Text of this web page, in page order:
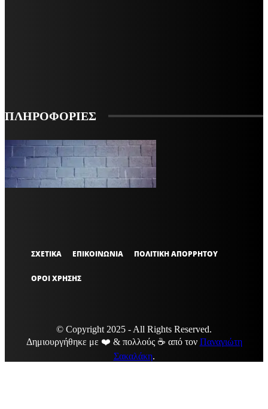
ΠΛΗΡΟΦΟΡΙΕΣ
VARiEMAi
OFFICIAL
ΣΧΕΤΙΚΑ ΕΠΙΚΟΙΝΩΝΙΑ ΠΟΛΙΤΙΚΗ ΑΠΟΡΡΗΤΟΥ
ΟΡΟΙ ΧΡΗΣΗΣ
© Copyright 2025 - All Rights Reserved.
Δημιουργήθηκε με ❤️ & πολλούς ☕ από τον Παναγιώτη
Σακαλάκη.